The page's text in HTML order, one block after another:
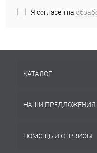
Я согласен на
КАТАЛОГ
НАШИ ПРЕДЛОЖЕНИЯ
ПОМОЩЬ И СЕРВИСЫ